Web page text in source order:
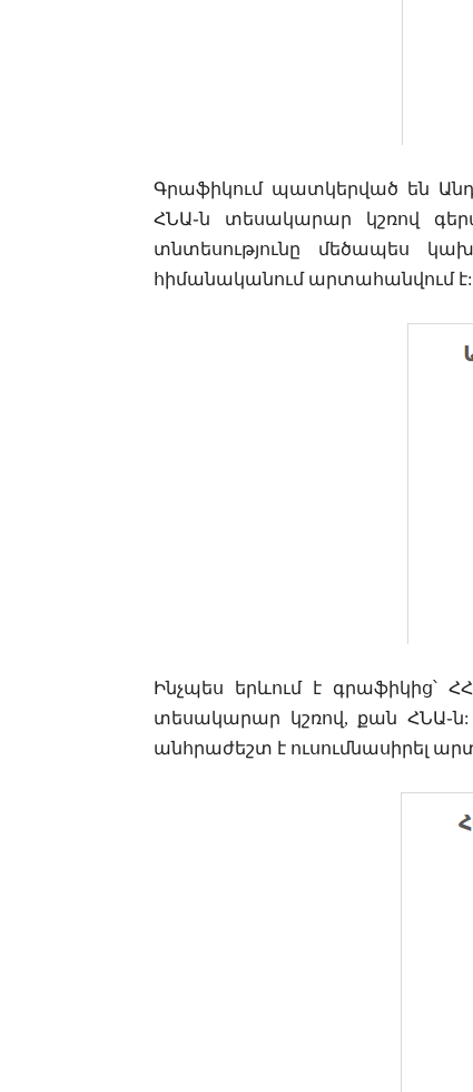
Գրաֆիկում պատկերված են
ՀՆԱ֊ն տեսակարար կշռով
տնտեսությունը մեծապես
հիմանականում արտահանվում է:
Ինչպես երևում է գրաֆիկից՝
տեսակարար կշռով, քան ՀՆԱ֊ն:
անհրաժեշտ է ուսումնասիրել